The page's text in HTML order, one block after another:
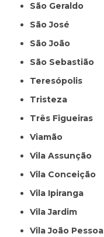
São Geraldo
São José
São João
São Sebastião
Teresópolis
Tristeza
Três Figueiras
Viamão
Vila Assunção
Vila Conceição
Vila Ipiranga
Vila Jardim
Vila João Pessoa